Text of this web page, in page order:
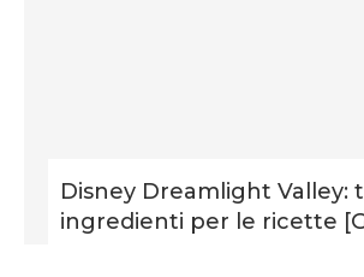
Disney Dreamlight Valley:
ingredienti per le ricette